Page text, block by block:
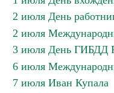
2 июля День
2 июля
3 июля День ГИБДД
6 июля
7 июля Иван Купала